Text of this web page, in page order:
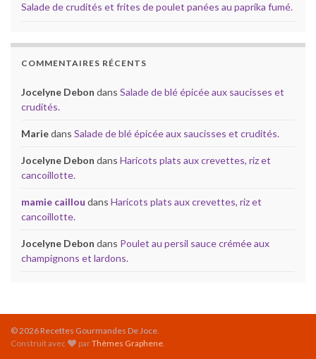
Salade de crudités et frites de poulet panées au paprika fumé.
COMMENTAIRES RÉCENTS
Jocelyne Debon dans Salade de blé épicée aux saucisses et
crudités.
Mariedans Salade de blé épicée aux saucisses et crudités.
Jocelyne Debon dans Haricots plats aux crevettes, riz et
cancoillotte.
mamie caillou dans Haricots plats aux crevettes, riz et
cancoillotte.
Jocelyne Debon dans Poulet au persil sauce crémée aux
champignons et lardons.
© 2026 Recettes Gourmandes De Joce.
Construit avec
parThèmes Graphene.